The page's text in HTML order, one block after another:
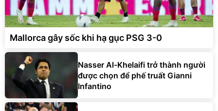
Mallorca gây sốc khi hạ gục PSG 3-0
Nasser Al-Khelaifi trở thành người
được chọn để phế truất Gianni
Infantino